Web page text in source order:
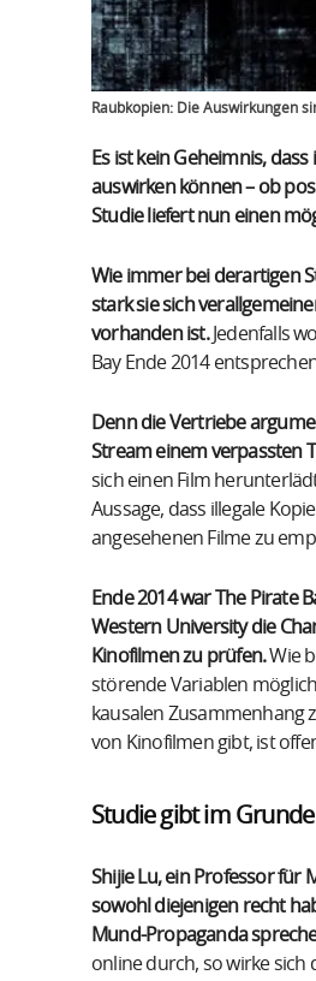
Raubkopien: Die Auswirkungen
Es ist kein Geheimnis,
auswirken können – ob
Studie liefert nun einen
Wie immer bei derartigen
stark sie sich
vorhanden ist.Jedenfalls
Bay Ende 2014
Denn die Vertriebe
Stream einem verpassten
sich einen Film
Aussage, dass illegale
angesehenen Filme zu
Ende 2014 war The Pirate
Western University die
Kinofilmen zu prüfen.Wie
störende Variablen
kausalen Zusammenhang
von Kinofilmen gibt, ist
Studie gibt im
Shijie Lu, ein Professor für
sowohl diejenigen recht
Mund-Propaganda
online durch, so wirke sich